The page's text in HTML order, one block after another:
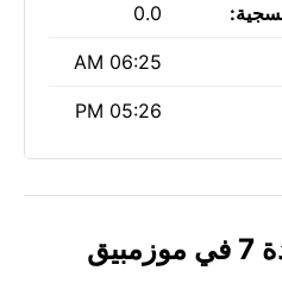
0.0
06:25 AM
05:26 PM
توقعات الطقس لمدة 7 في موزمبيق